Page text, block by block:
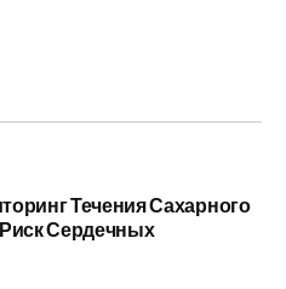
Течения Сахарного
Сердечных